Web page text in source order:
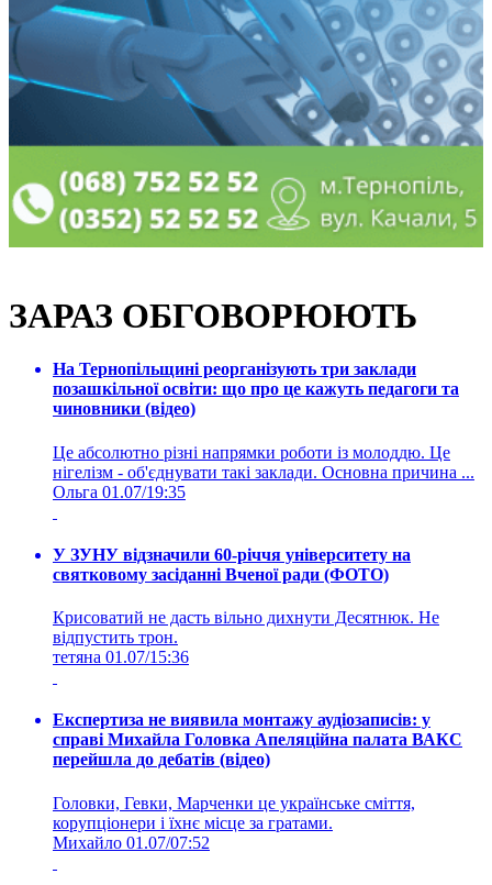
ЗАРАЗ ОБГОВОРЮЮТЬ
На Тернопільщині реорганізують три заклади
позашкільної освіти: що про це кажуть педагоги та
чиновники (відео)
Це абсолютно різні напрямки роботи із молоддю. Це
нігелізм - об'єднувати такі заклади. Основна причина ...
Ольга 01.07/19:35
У ЗУНУ відзначили 60-річчя університету на
святковому засіданні Вченої ради (ФОТО)
Крисоватий не дасть вільно дихнути Десятнюк. Не
відпустить трон.
тетяна 01.07/15:36
Експертиза не виявила монтажу аудіозаписів: у
справі Михайла Головка Апеляційна палата ВАКС
перейшла до дебатів (відео)
Головки, Гевки, Марченки це українське сміття,
корупціонери і їхнє місце за гратами.
Михайло 01.07/07:52